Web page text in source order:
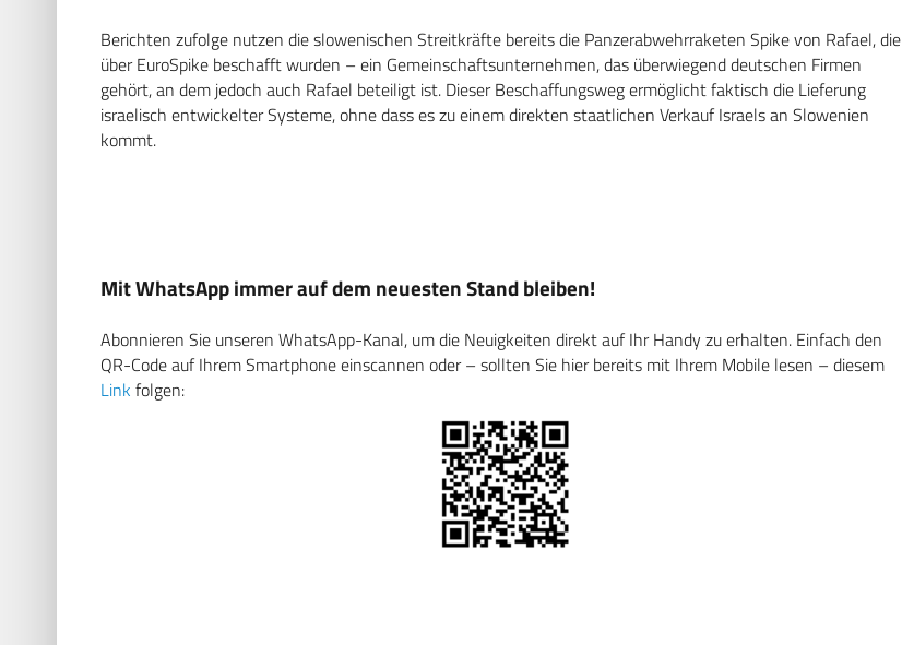
Berichten zufolge nutzen die slowenischen Streitkräfte bereits die Panzerabwehrraketen Spike von Rafael, die
über EuroSpike beschafft wurden – ein Gemeinschaftsunternehmen, das überwiegend deutschen Firmen
gehört, an dem jedoch auch Rafael beteiligt ist. Dieser Beschaffungsweg ermöglicht faktisch die Lieferung
israelisch entwickelter Systeme, ohne dass es zu einem direkten staatlichen Verkauf Israels an Slowenien
kommt.
Mit WhatsApp immer auf dem neuesten Stand bleiben!
Abonnieren Sie unseren WhatsApp-Kanal, um die Neuigkeiten direkt auf Ihr Handy zu erhalten. Einfach den
QR-Code auf Ihrem Smartphone einscannen oder – sollten Sie hier bereits mit Ihrem Mobile lesen – diesem
Link folgen: